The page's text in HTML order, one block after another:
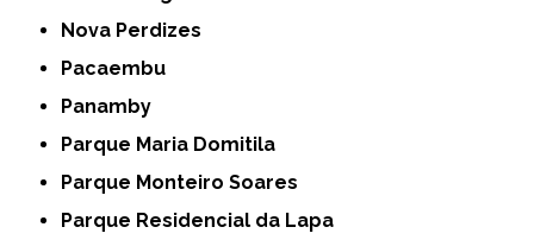
Nova Perdizes
Pacaembu
Panamby
Parque Maria Domitila
Parque Monteiro Soares
Parque Residencial da Lapa